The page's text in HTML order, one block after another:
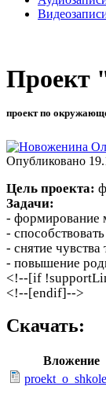
Проект
проект по
Опубликовано
Цель проекта:
Задачи:
- формирование
-
- снятие
- повышение
<!--[if
<!--[endif]-->
Скачать:
Вложение